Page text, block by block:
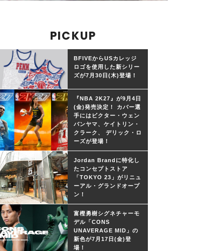
PICKUP
BFIVEからUSカレッジ
ロゴを使用した新シリー
ズが7月30日(木)登場！
『NBA 2K27』が9月4日
(金)発売決定！ カバー選
手にはビクター・ウェン
バンヤマ、ケイトリン・
クラーク、 デリック・ロ
ーズが登場！
Jordan Brandに特化し
たコンセプトストア
「TOKYO 23」がリニュ
ーアル・グランドオープ
ン！
富樫勇樹シグネチャーモ
デル「CONS
UNAVERAGE MID」の
新色が7月17日(金)登
場！